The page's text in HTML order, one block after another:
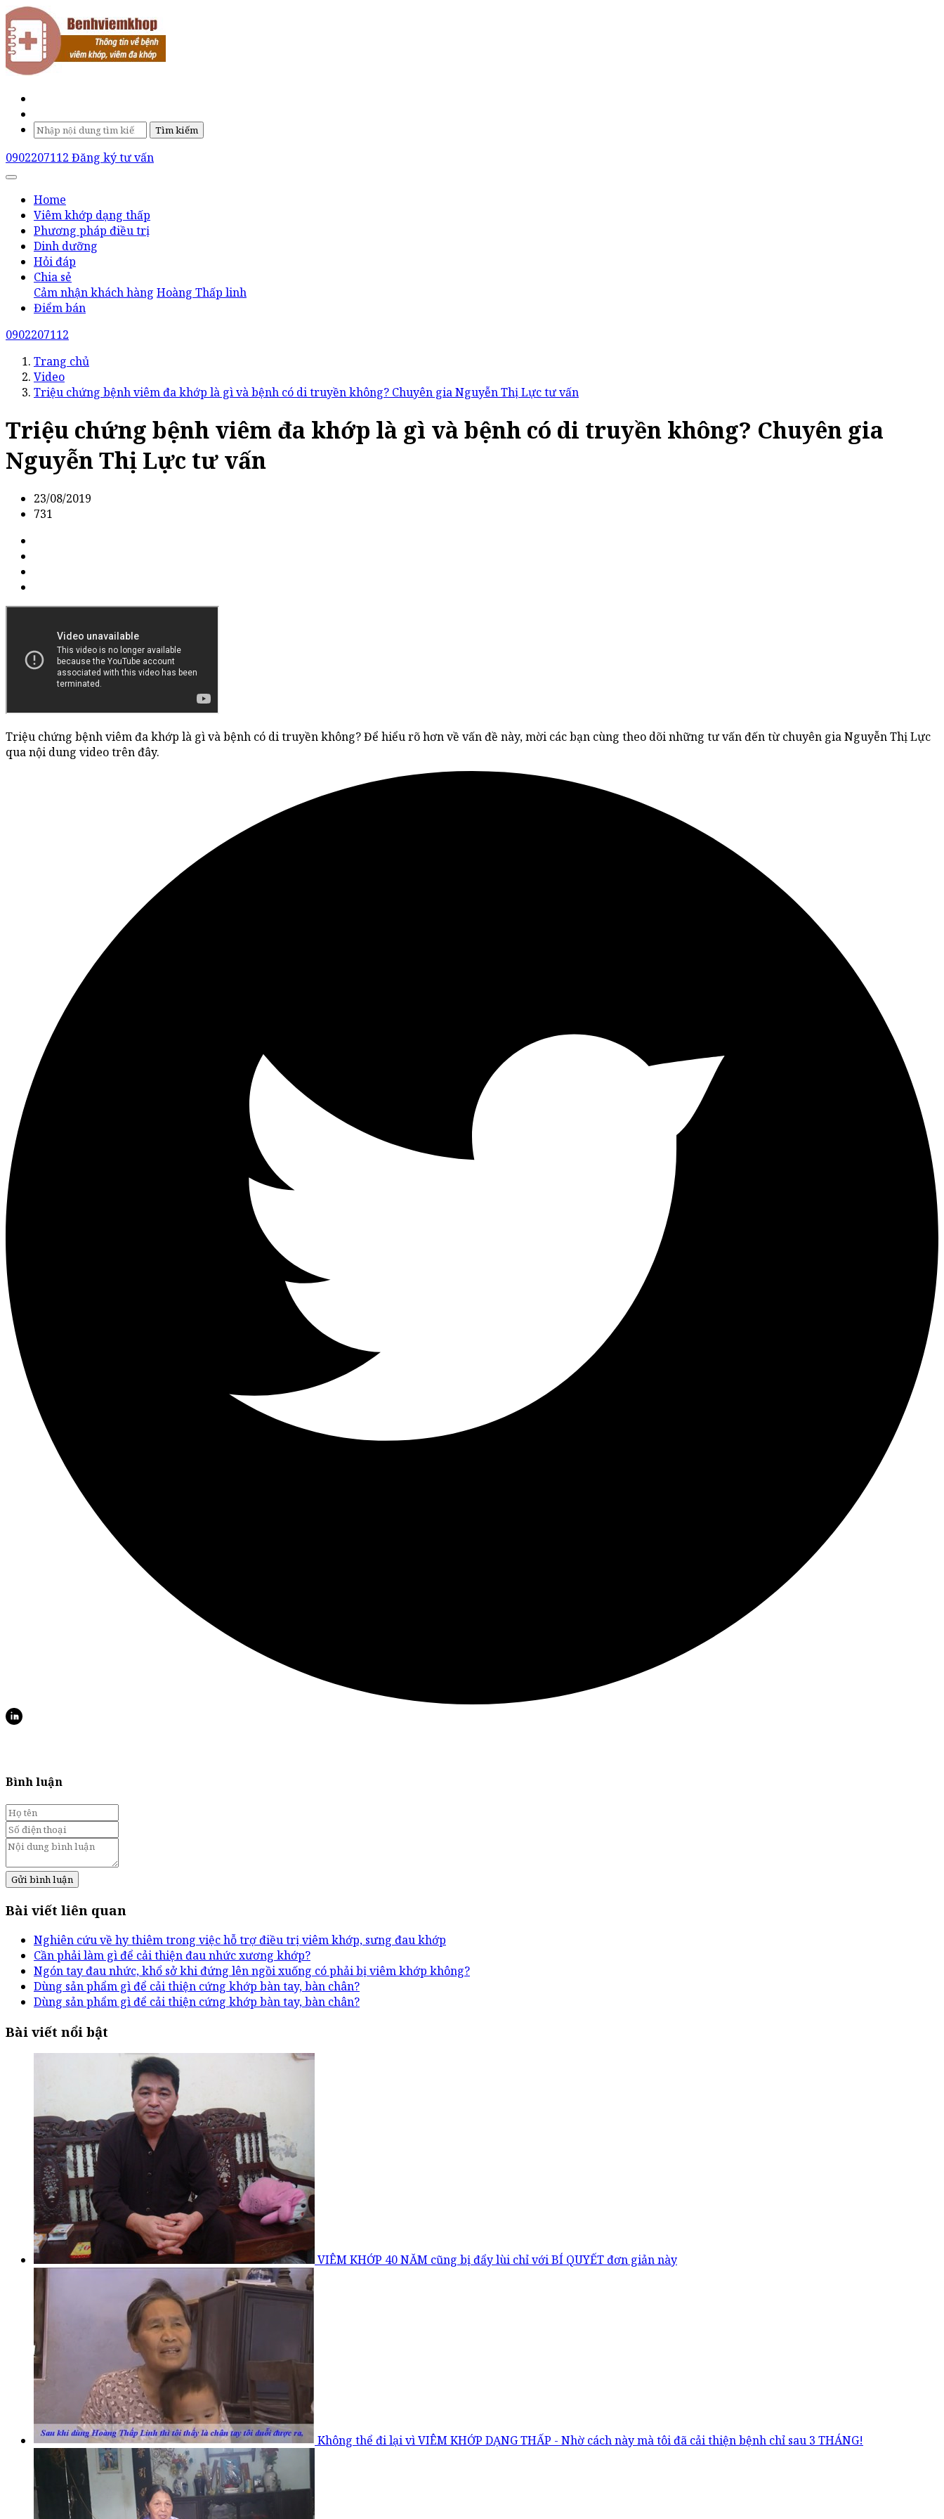
Tìm kiếm
0902207112 Đăng ký tư vấn
Home
Viêm khớp dạng thấp
Phương pháp điều trị
Dinh dưỡng
Hỏi đáp
Chia sẻ
Cảm nhận khách hàng Hoàng Thấp linh
Điểm bán
0902207112
Trang chủ
Video
Triệu chứng bệnh viêm đa khớp là gì và bệnh có di truyền không? Chuyên gia Nguyễn Thị Lực tư vấn
Triệu chứng bệnh viêm đa khớp là gì và bệnh có di truyền không? Chuyên gia
Nguyễn Thị Lực tư vấn
23/08/2019
731
Triệu chứng bệnh viêm đa khớp là gì và bệnh có di truyền không? Để hiểu rõ hơn về vấn đề này, mời các bạn cùng theo dõi những tư vấn đến từ chuyên gia Nguyễn Thị Lực
qua nội dung video trên đây.
Bình luận
Gửi bình luận
Bài viết liên quan
Nghiên cứu về hy thiêm trong việc hỗ trợ điều trị viêm khớp, sưng đau khớp
Cần phải làm gì để cải thiện đau nhức xương khớp?
Ngón tay đau nhức, khổ sở khi đứng lên ngồi xuống có phải bị viêm khớp không?
Dùng sản phẩm gì để cải thiện cứng khớp bàn tay, bàn chân?
Dùng sản phẩm gì để cải thiện cứng khớp bàn tay, bàn chân?
Bài viết nổi bật
VIÊM KHỚP 40 NĂM cũng bị đẩy lùi chỉ với BÍ QUYẾT đơn giản này
Không thể đi lại vì VIÊM KHỚP DẠNG THẤP - Nhờ cách này mà tôi đã cải thiện bệnh chỉ sau 3 THÁNG!